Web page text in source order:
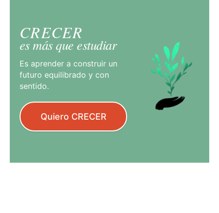
CRECER
es más que estudiar
Es aprender a construir un
futuro equilibrado y con
sentido.
Quiero CRECER